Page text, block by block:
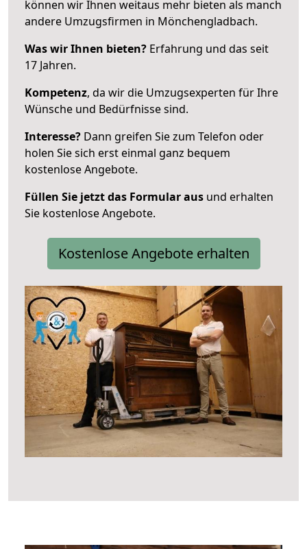
können wir Ihnen weitaus mehr bieten als manch
andere Umzugsfirmen in Mönchengladbach.
Was wir Ihnen bieten? Erfahrung und das seit
17 Jahren.
Kompetenz, da wir die Umzugsexperten für Ihre
Wünsche und Bedürfnisse sind.
Interesse? Dann greifen Sie zum Telefon oder
holen Sie sich erst einmal ganz bequem
kostenlose Angebote.
Füllen Sie jetzt das Formular aus und erhalten
Sie kostenlose Angebote.
Kostenlose Angebote erhalten